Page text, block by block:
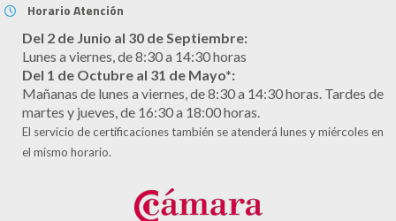
Horario Atención
Del 2 de Junio al 30 de Septiembre:
Lunes a viernes, de 8:30 a 14:30 horas
Del 1 de Octubre al 31 de Mayo*:
Mañanas de lunes a viernes, de 8:30 a 14:30 horas. Tardes de
martes y jueves, de 16:30 a 18:00 horas.
El servicio de certificaciones también se atenderá lunes y miércoles en
el mismo horario.